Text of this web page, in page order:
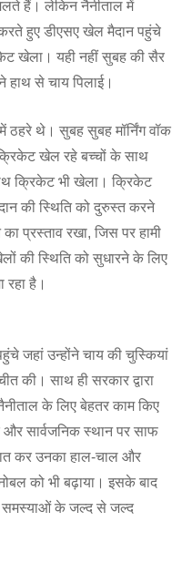
हैं। लेकिन नैनीताल में
करते हुए डीएसए खेल मैदान पहुंचे
खेला। यही नहीं सुबह की सैर
हाथ से चाय पिलाई।
ठहरे थे। सुबह सुबह मॉर्निंग वॉक
खेल रहे बच्चों के साथ
क्रिकेट भी खेला। क्रिकेट
की स्थिति को दुरुस्त करने
प्रस्ताव रखा, जिस पर हामी
की स्थिति को सुधारने के लिए
रहा है।
जहां उन्होंने चाय की चुस्कियां
की। साथ ही सरकार द्वारा
के लिए बेहतर काम किए
और सार्वजनिक स्थान पर साफ
कर उनका हाल-चाल और
को भी बढ़ाया। इसके बाद
समस्याओं के जल्द से जल्द